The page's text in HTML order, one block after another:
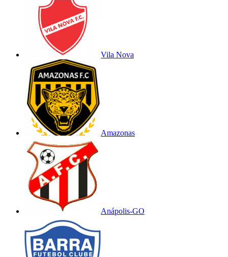
Vila Nova
Amazonas
Anápolis-GO